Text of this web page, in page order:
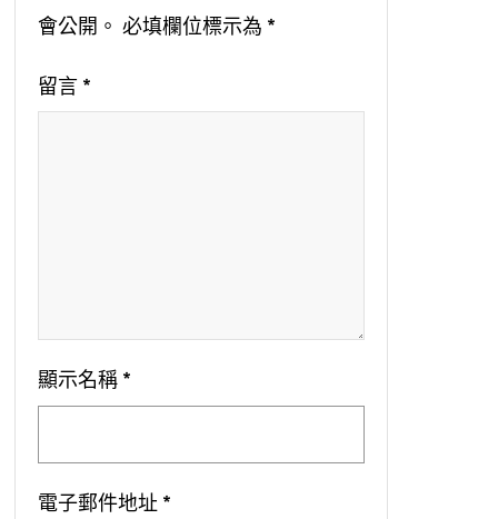
會公開。 必填欄位標示為 *
留言 *
顯示名稱 *
電子郵件地址 *